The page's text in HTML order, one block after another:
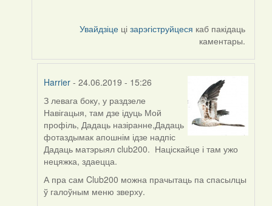
Увайдзіце цізарэгіструйцеся каб пакідаць
каментары.
Harrier - 24.06.2019 - 15:26
In
reply
to
by
dzmitry_kuzmich
З левага боку, у раздзеле
Навігацыя, там дзе ідуць Мой
профіль, Дадаць назіранне,Дадаць
фотаздымак апошнім ідзе надпіс
Дадаць матэрыял club200. Націскайце і там ужо
нецяжка, здаецца.
А пра сам Club200 можна прачытаць па спасылцы
ў галоўным меню зверху.